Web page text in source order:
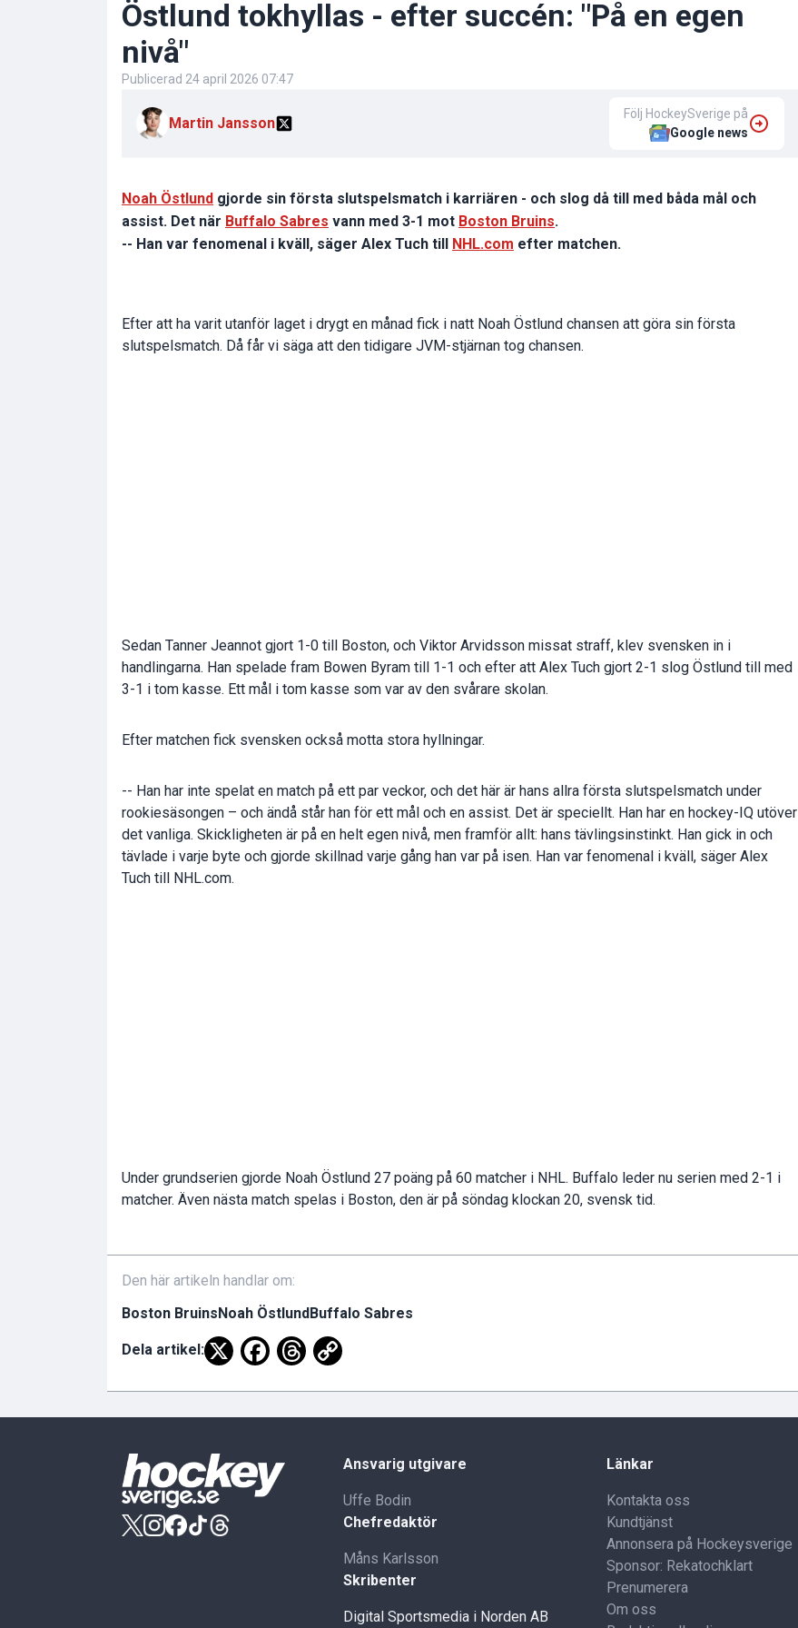
Östlund tokhyllas - efter succén: "På en egen
nivå"
Publicerad 24 april 2026 07:47
Martin Jansson
Följ HockeySverige på
Google news
Noah Östlund gjorde sin första slutspelsmatch i karriären - och slog då till med båda mål och
assist. Det när Buffalo Sabres vann med 3-1 mot Boston Bruins.
-- Han var fenomenal i kväll, säger Alex Tuch till
NHL.com efter matchen.
Efter att ha varit utanför laget i drygt en månad fick i natt Noah Östlund chansen att göra sin första
slutspelsmatch. Då får vi säga att den tidigare JVM-stjärnan tog chansen.
Sedan Tanner Jeannot gjort 1-0 till Boston, och Viktor Arvidsson missat straff, klev svensken in i
handlingarna. Han spelade fram Bowen Byram till 1-1 och efter att Alex Tuch gjort 2-1 slog Östlund till med
3-1 i tom kasse. Ett mål i tom kasse som var av den svårare skolan.
Efter matchen fick svensken också motta stora hyllningar.
-- Han har inte spelat en match på ett par veckor, och det här är hans allra första slutspelsmatch under
rookiesäsongen – och ändå står han för ett mål och en assist. Det är speciellt. Han har en hockey-IQ utöver
det vanliga. Skickligheten är på en helt egen nivå, men framför allt: hans tävlingsinstinkt. Han gick in och
tävlade i varje byte och gjorde skillnad varje gång han var på isen. Han var fenomenal i kväll, säger Alex
Tuch till NHL.com.
Under grundserien gjorde Noah Östlund 27 poäng på 60 matcher i NHL. Buffalo leder nu serien med 2-1 i
matcher. Även nästa match spelas i Boston, den är på söndag klockan 20, svensk tid.
Den här artikeln handlar om:
Boston Bruins Noah Östlund Buffalo Sabres
Dela artikel:
Ansvarig utgivare
Uffe Bodin
Chefredaktör
Måns Karlsson
Skribenter
Digital Sportsmedia i Norden AB
Länkar
Kontakta oss
Kundtjänst
Annonsera på Hockeysverige
Sponsor: Rekatochklart
Prenumerera
Om oss